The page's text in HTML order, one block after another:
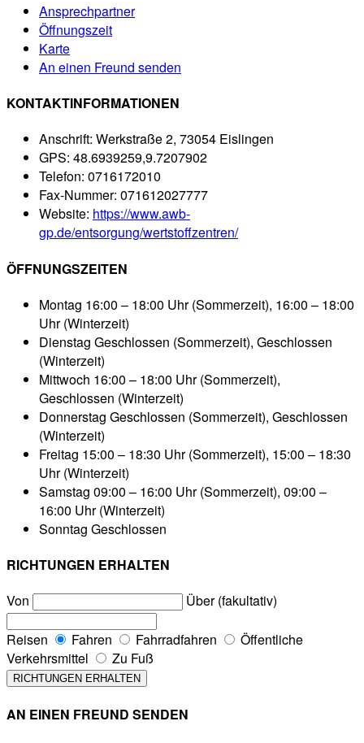
Ansprechpartner
Öffnungszeit
Karte
An einen Freund senden
KONTAKTINFORMATIONEN
Anschrift: Werkstraße 2, 73054 Eislingen
GPS: 48.6939259,9.7207902
Telefon: 0716172010
Fax-Nummer: 071612027777
Website: https://www.awb-
gp.de/entsorgung/wertstoffzentren/
ÖFFNUNGSZEITEN
Montag 16:00 – 18:00 Uhr (Sommerzeit), 16:00 – 18:00
Uhr (Winterzeit)
Dienstag Geschlossen (Sommerzeit), Geschlossen
(Winterzeit)
Mittwoch 16:00 – 18:00 Uhr (Sommerzeit),
Geschlossen (Winterzeit)
Donnerstag Geschlossen (Sommerzeit), Geschlossen
(Winterzeit)
Freitag 15:00 – 18:30 Uhr (Sommerzeit), 15:00 – 18:30
Uhr (Winterzeit)
Samstag 09:00 – 16:00 Uhr (Sommerzeit), 09:00 –
16:00 Uhr (Winterzeit)
Sonntag Geschlossen
RICHTUNGEN ERHALTEN
Von
Über (fakultativ)
Reisen Fahren Fahrradfahren
Öffentliche
Verkehrsmittel
Zu Fuß
AN EINEN FREUND SENDEN